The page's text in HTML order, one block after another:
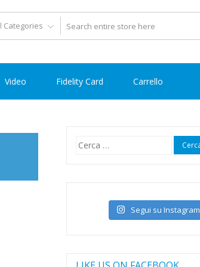
Video Fidelity Card Carrello
Ricerca
per:
Segui su Instagram